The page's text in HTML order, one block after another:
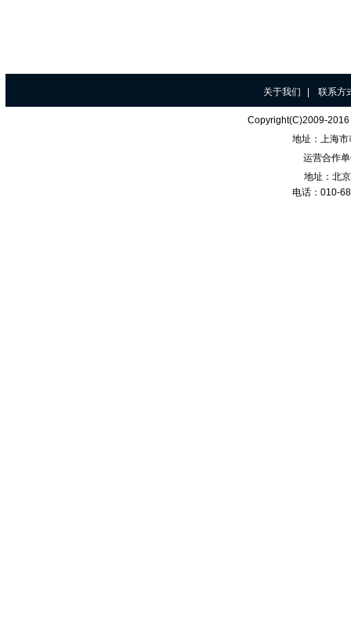
Copyright(C)2009-2016
地址： 上海
运营合作
地址：北
电话：010-
关于我们 联系方